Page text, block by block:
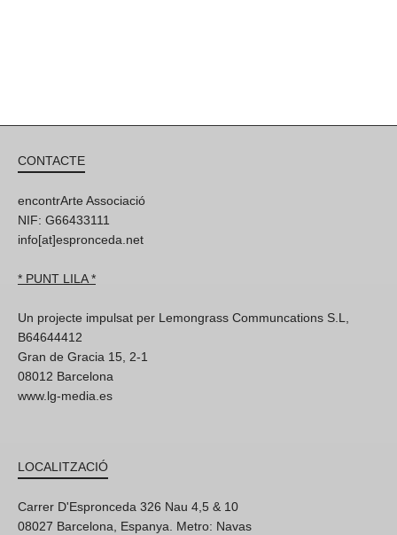
CONTACTE
encontrArte Associació
NIF: G66433111
info[at]espronceda.net
* PUNT LILA *
Un projecte impulsat per Lemongrass Communcations S.L,
B64644412
Gran de Gracia 15, 2-1
08012 Barcelona
www.lg-media.es
LOCALITZACIÓ
Carrer D'Espronceda 326 Nau 4,5 & 10
08027 Barcelona, Espanya. Metro: Navas